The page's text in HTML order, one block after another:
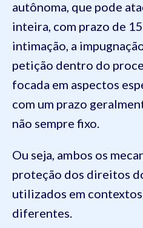
autônoma, que pode
inteira, com prazo de
intimação, a
petição dentro do
focada em aspectos
com um prazo
não sempre fixo.
Ou seja, ambos os
proteção dos direitos
utilizados em
diferentes.